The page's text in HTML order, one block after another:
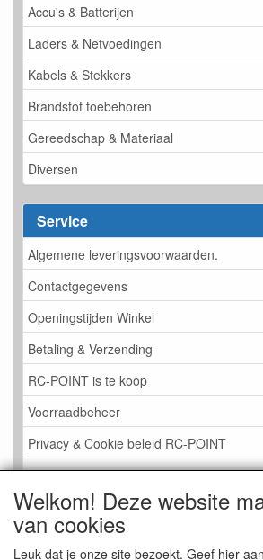
Accu's & Batterijen
Laders & Netvoedingen
Kabels & Stekkers
Brandstof toebehoren
Gereedschap & Materiaal
Diversen
Service
Algemene leveringsvoorwaarden.
Contactgegevens
Openingstijden Winkel
Betaling & Verzending
RC-POINT is te koop
Voorraadbeheer
Privacy & Cookie beleid RC-POINT
LINK PAGINA
Gastenboek RC-POINT
Kijkje in de Winkel
Welkom! Deze website
van cookies
Leuk dat je onze site bezoekt. Geef hier